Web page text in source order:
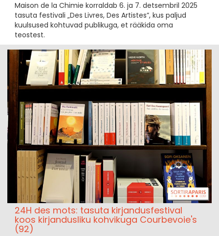
Maison de la Chimie korraldab 6. ja 7. detsembril 2025
tasuta festivali „Des Livres, Des Artistes”, kus paljud
kuulsused kohtuvad publikuga, et rääkida oma
teostest.
24H des mots: tasuta kirjandusfestival
koos kirjandusliku kohvikuga Courbevoie's
(92)